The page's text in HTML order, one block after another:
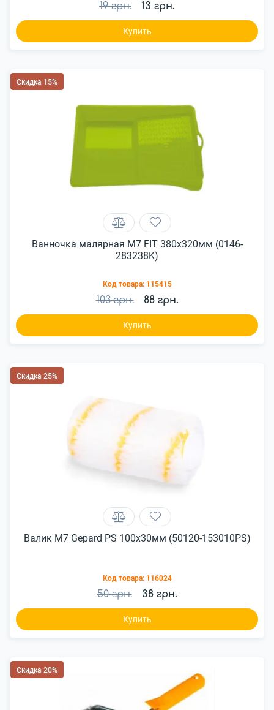
19 грн. 13 грн.
Купить
Скидка 15%
Ванночка малярная М7 FIT 380х320мм (0146-
283238K)
Код товара: 115415
103 грн. 88 грн.
Купить
Скидка 25%
Валик M7 Gepard PS 100х30мм (50120-153010PS)
Код товара: 116024
50 грн. 38 грн.
Купить
Скидка 20%